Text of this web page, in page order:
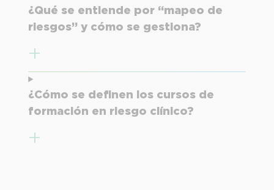
¿Qué se entiende por “mapeo de
riesgos” y cómo se gestiona?
¿Cómo se definen los cursos de
formación en riesgo clínico?